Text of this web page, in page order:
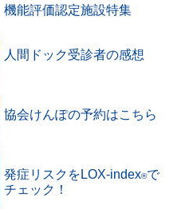
機能評価認定施設特集
人間ドック受診者の感想
協会けんぽの予約はこちら
発症リスクをLOX-index®️で
チェック！